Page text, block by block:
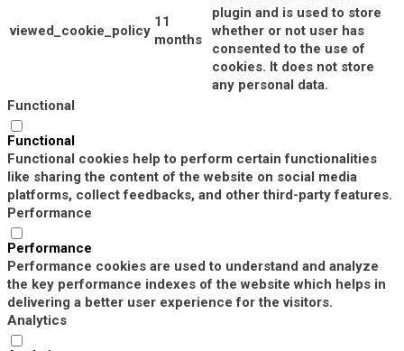
viewed_cookie_policy
11
months
plugin and is used to store
whether or not user has
consented to the use of
cookies. It does not store
any personal data.
Functional
Functional
Functional cookies help to perform certain functionalities
like sharing the content of the website on social media
platforms, collect feedbacks, and other third-party features.
Performance
Performance
Performance cookies are used to understand and analyze
the key performance indexes of the website which helps in
delivering a better user experience for the visitors.
Analytics